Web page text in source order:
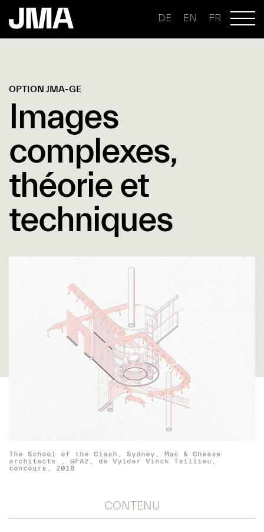
DE EN FR
OPTION JMA-GE
Images
complexes,
théorie et
techniques
The School of the Clash, Sydney, Mac & Cheese
architects , GFA2, de Vylder Vinck Taillieu,
concours, 2018
CONTENU